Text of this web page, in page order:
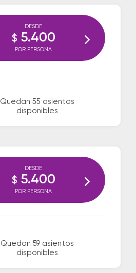
Quedan 55 asientos
disponibles
DESDE
$ 5.400
POR PERSONA
Quedan 59 asientos
disponibles
DESDE
$ 5.400
POR PERSONA